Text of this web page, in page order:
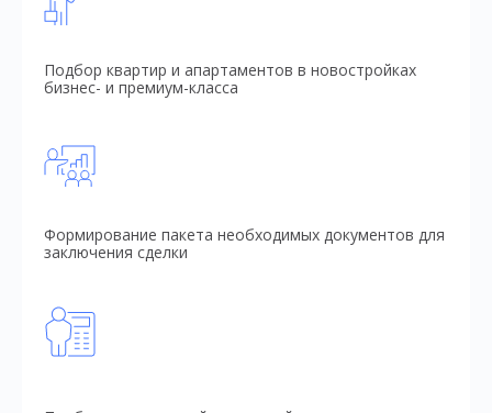
Подбор квартир и апартаментов в новостройках
бизнес- и премиум-класса
Формирование пакета необходимых документов для
заключения сделки